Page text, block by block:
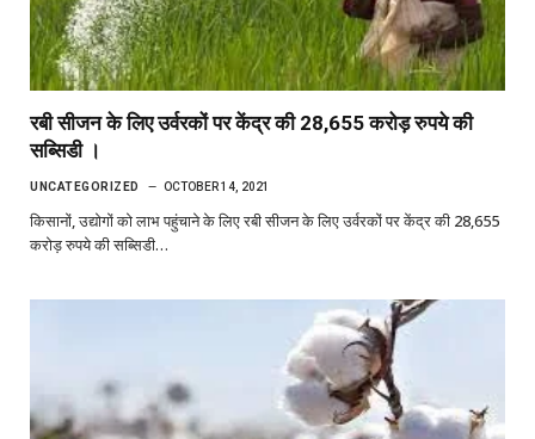
रबी सीजन के लिए उर्वरकों पर केंद्र की 28,655 करोड़ रुपये की
सब्सिडी ।
UNCATEGORIZED OCTOBER 14, 2021
किसानों, उद्योगों को लाभ पहुंचाने के लिए रबी सीजन के लिए उर्वरकों पर केंद्र की 28,655
करोड़ रुपये की सब्सिडी…